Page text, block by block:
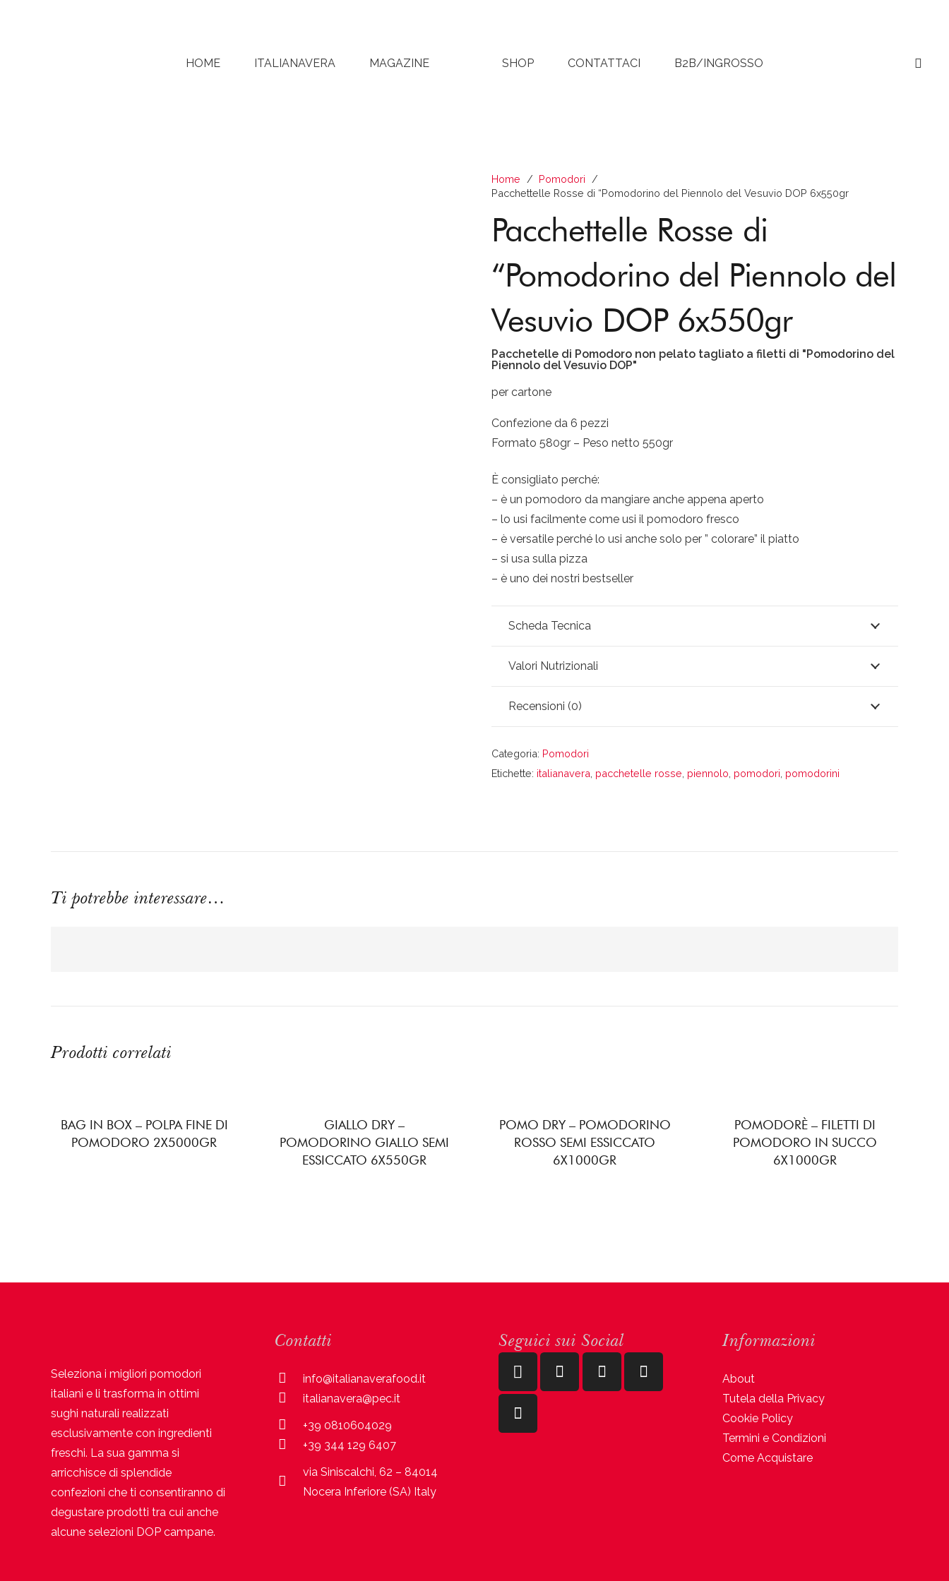
HOME ITALIANAVERA MAGAZINE SHOP CONTATTACI B2B/INGROSSO
Home / Pomodori
/
Pacchettelle Rosse di “Pomodorino del Piennolo del Vesuvio DOP 6x550gr
Pacchettelle Rosse di
“Pomodorino del Piennolo del
Vesuvio DOP 6x550gr
Pacchetelle di Pomodoro non pelato tagliato a filetti di "Pomodorino del
Piennolo del Vesuvio DOP"
per cartone
Confezione da 6 pezzi
Formato 580gr – Peso netto 550gr
È consigliato perché:
– è un pomodoro da mangiare anche appena aperto
– lo usi facilmente come usi il pomodoro fresco
– è versatile perché lo usi anche solo per ” colorare” il piatto
– si usa sulla pizza
– è uno dei nostri bestseller
Scheda Tecnica
Valori Nutrizionali
Recensioni (0)
Categoria: Pomodori
Etichette: italianavera pacchetelle rosse piennolo pomodori pomodorini
Ti potrebbe interessare…
Prodotti correlati
BAG IN BOX – POLPA FINE DI
POMODORO 2X5000GR
GIALLO DRY –
POMODORINO GIALLO SEMI
ESSICCATO 6X550GR
POMO DRY – POMODORINO
ROSSO SEMI ESSICCATO
6X1000GR
POMODORÈ – FILETTI DI
POMODORO IN SUCCO
6X1000GR
Seleziona i migliori pomodori
italiani e li trasforma in ottimi
sughi naturali realizzati
esclusivamente con ingredienti
freschi. La sua gamma si
arricchisce di splendide
confezioni che ti consentiranno di
degustare prodotti tra cui anche
alcune selezioni DOP campane.
Contatti
info@italianaverafood.it
italianavera@pec.it
+39 0810604029
+39 344 129 6407
via Siniscalchi, 62 – 84014
Nocera Inferiore (SA) Italy
Seguici sui Social Informazioni
About
Tutela della Privacy
Cookie Policy
Termini e Condizioni
Come Acquistare